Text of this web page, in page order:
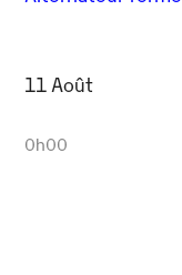
11 Août
0h00